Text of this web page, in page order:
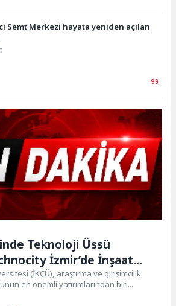
Semt Merkezi hayata yeniden açılan
0
Teknoloji Üssü
İzmir’de İnşaat
(İKÇÜ), araştırma ve girişimcilik
en önemli yatırımlarından biri...